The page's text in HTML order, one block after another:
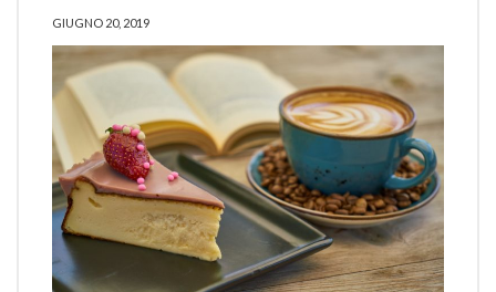
GIUGNO 20, 2019